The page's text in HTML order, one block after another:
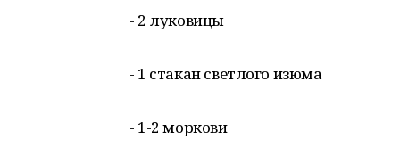
- 2 луковицы
- 1 стакан светлого изюма
- 1-2 моркови